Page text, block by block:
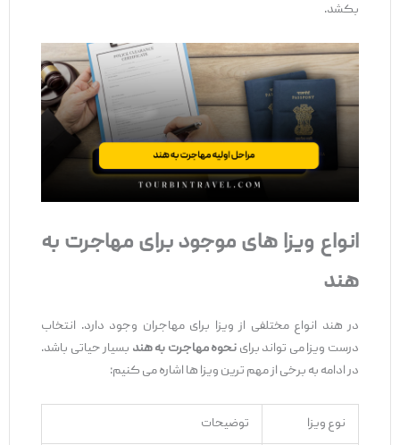
بکشد.
انواع ویزا های موجود برای مهاجرت به
هند
در هند انواع مختلفی از ویزا برای مهاجران وجود دارد. انتخاب
درست ویزا می ‌تواند براینحوه مهاجرت به هندبسیار حیاتی باشد.
در ادامه به برخی از مهم ‌ترین ویزا ها اشاره می‌ کنیم:
نوع ویزا توضیحات